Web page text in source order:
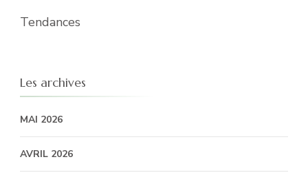
Tendances
Les archives
MAI 2026
AVRIL 2026